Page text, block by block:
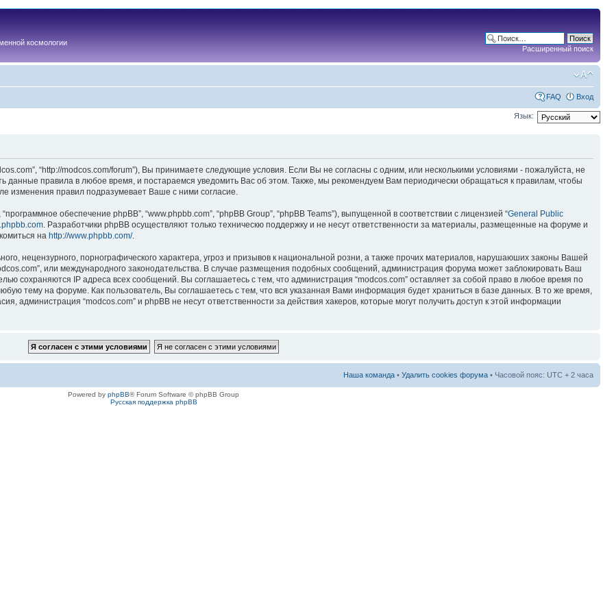
космологии
Расширенный поиск
FAQ Вход
Язык:
“http://modcos.com/forum”), Вы принимаете следующие условия. Если Вы не согласны с одним, или несколькими условиями - пожалуйста, не
данные правила в любое время, и постараемся уведомить Вас об этом. Также, мы рекомендуем Вам периодически обращаться к правилам, чтобы
изменения правил подразумевает Ваше с ними согласие.
обеспечение phpBB”, “www.phpbb.com”, “phpBB Group”, “phpBB Teams”), выпущенной в соответствии с лицензией “General Public
. Разработчики phpBB осуществляют только техническю поддержку и не несут ответственности за материалы, размещенные на форуме и
на http://www.phpbb.com/.
нецензурного, порнографического характера, угроз и призывов к национальной розни, а также прочих материалов, нарушаюших законы Вашей
или международного законодательства. В случае размещения подобных сообщений, администрация форума может заблокировать Ваш
сохраняются IP адреса всех сообщений. Вы соглашаетесь с тем, что администрация “modcos.com” оставляет за собой право в любое время по
тему на форуме. Как пользователь, Вы соглашаетесь с тем, что вся указанная Вами информация будет храниться в базе данных. В то же время,
администрация “modcos.com” и phpBB не несут ответственности за действия хакеров, которые могут получить доступ к этой информации
Наша команда • Удалить cookies форума • Часовой пояс: UTC + 2 часа
Powered by phpBB® Forum Software © phpBB Group
Русская поддержка phpBB